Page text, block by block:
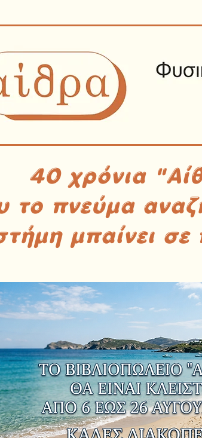
40 χρόνια
το πνεύμα
μπαίνει